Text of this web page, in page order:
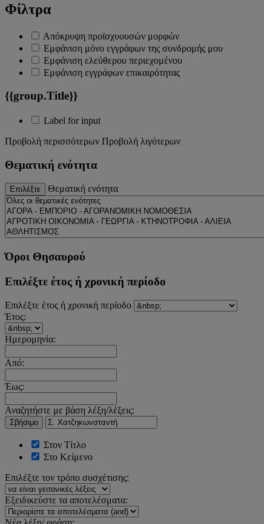
Φίλτρα
Απόκρυψη προϊσχυουσών μορφών
Εμφάνιση μόνο εγγράφων της συνδρομής μου
Εμφάνιση ελεύθερου περιεχομένου
Εμφάνιση εγγράφων επικαιρότητας
{{group.Title}}
Label for input
Προβολή περισσότερων Προβολή λιγότερων
Θεματική ενότητα
Επιλέξτε Θεματική ενότητα
Όροι Θησαυρού
Επιλέξτε έτος ή χρονική περίοδο
Επιλέξτε έτος ή χρονική περίοδο
Έτος:
Ημερομηνία:
Από:
Έως:
Αναζητήστε με βάση λέξη/λέξεις:
Σβήσιμο
Στον Τίτλο
Στο Κείμενο
Επιλέξτε τον τρόπο συσχέτισης:
Εξειδικεύστε τα αποτελέσματα: